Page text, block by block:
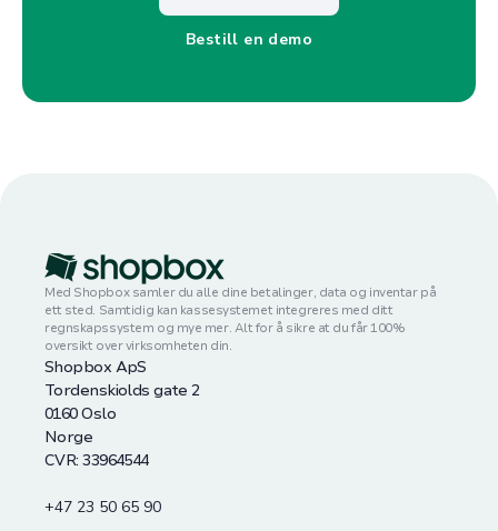
Bestill en demo
Med Shopbox samler du alle dine betalinger, data og inventar på
ett sted. Samtidig kan kassesystemet integreres med ditt
regnskapssystem og mye mer. Alt for å sikre at du får 100%
oversikt over virksomheten din.
Shopbox ApS
Tordenskiolds gate 2
0160 Oslo
Norge
CVR: 33964544
+47 23 50 65 90